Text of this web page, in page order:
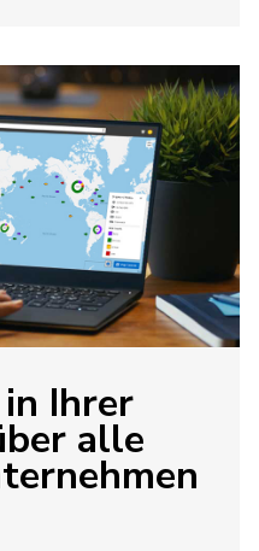
Ihrer
alle